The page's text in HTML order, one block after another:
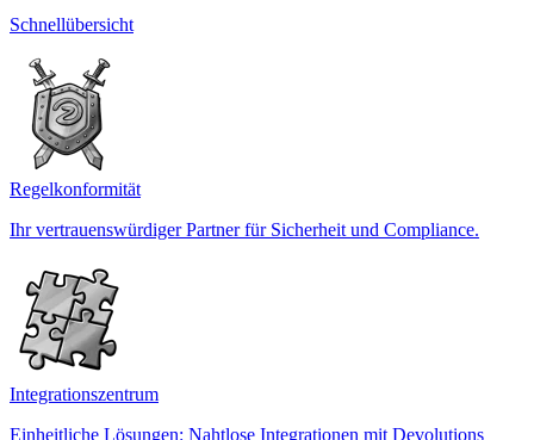
Schnellübersicht
Regelkonformität
Ihr vertrauenswürdiger Partner für Sicherheit und Compliance.
Integrationszentrum
Einheitliche Lösungen: Nahtlose Integrationen mit Devolutions